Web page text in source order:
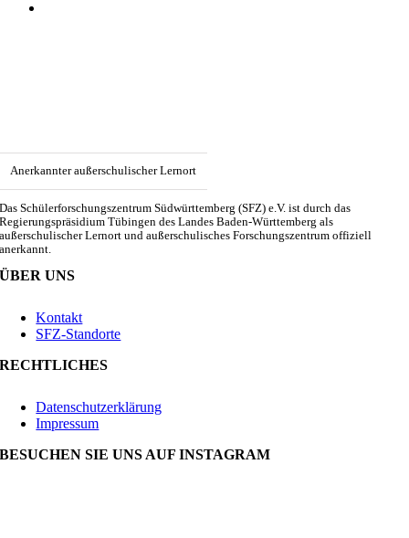
Anerkannter außerschulischer Lernort
Das Schülerforschungszentrum Südwürttemberg (SFZ) e.V. ist durch das
Regierungspräsidium Tübingen des Landes Baden-Württemberg als
außerschulischer Lernort und außerschulisches Forschungszentrum offiziell
anerkannt.
ÜBER UNS
Kontakt
SFZ-Standorte
RECHTLICHES
Datenschutzerklärung
Impressum
BESUCHEN SIE UNS AUF INSTAGRAM